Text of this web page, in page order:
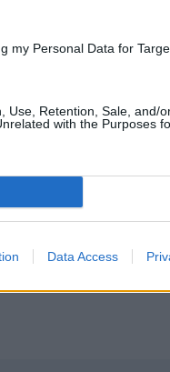
my Personal Data for
Use, Retention, Sale, and/
with the Purposes
Data Access
Mantra